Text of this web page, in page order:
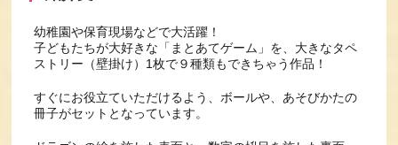
幼稚園や保育現場などで大活躍！
子どもたちが大好きな「まとあてゲーム」を、大きなタペ
ストリー（壁掛け）1枚で９種類もできちゃう作品！
すぐにお役立ていただけるよう、ボールや、あそびかたの
冊子がセットとなっています。